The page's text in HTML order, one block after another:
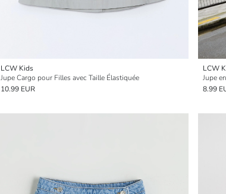
LCW Kids
Jupe Cargo pour Filles avec Taille Élastiquée
10.99 EUR
LCW
Jupe
8.99